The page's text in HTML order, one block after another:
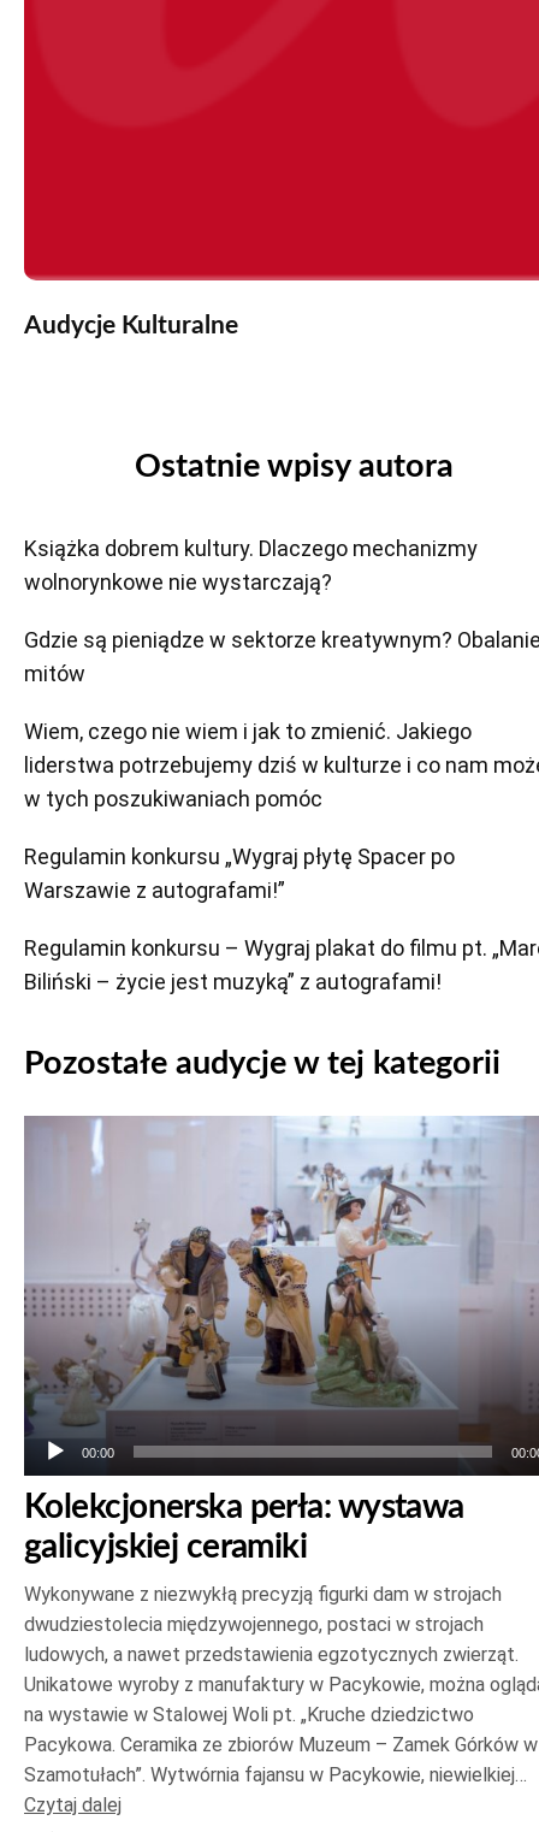
Audycje Kulturalne
Ostatnie wpisy autora
Książka dobrem kultury. Dlaczego mechanizmy
wolnorynkowe nie wystarczają?
Gdzie są pieniądze w sektorze kreatywnym?
mitów
Wiem, czego nie wiem i jak to zmienić. Jakiego
liderstwa potrzebujemy dziś w kulturze i co nam
w tych poszukiwaniach pomóc
Regulamin konkursu „Wygraj płytę Spacer po
Warszawie z autografami!”
Regulamin konkursu – Wygraj plakat do filmu pt.
Biliński – życie jest muzyką” z autografami!
Pozostałe audycje w tej kategorii
Odtwarzacz
00:00
Kolekcjonerska perła: wystawa
galicyjskiej ceramiki
Wykonywane z niezwykłą precyzją figurki dam w strojach
dwudziestolecia międzywojennego, postaci w strojach
ludowych, a nawet przedstawienia egzotycznych zwierząt.
Unikatowe wyroby z manufaktury w Pacykowie, można
na wystawie w Stalowej Woli pt. „Kruche dziedzictwo
Pacykowa. Ceramika ze zbiorów Muzeum – Zamek Górków w
Szamotułach”. Wytwórnia fajansu w Pacykowie, niewielkiej…
Czytaj dalej